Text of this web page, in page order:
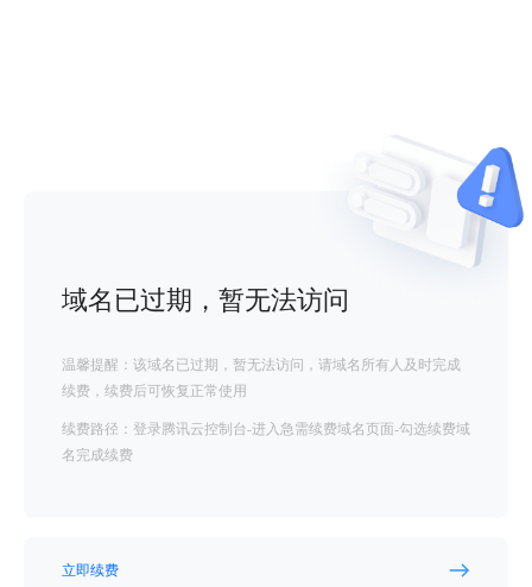
域名已过期，暂无法访问
温馨提醒：该域名已过期，暂无法访问，请域名所有人及时完成
续费，续费后可恢复正常使用
续费路径：登录腾讯云控制台-进入急需续费域名页面-勾选续费域
名完成续费
立即续费